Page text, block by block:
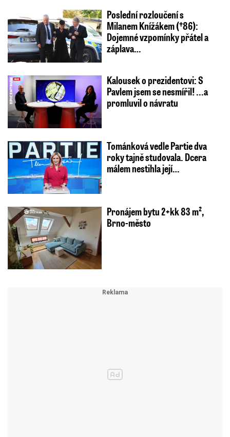
Poslední rozloučení s
Milanem Knížákem (†86):
Dojemné vzpomínky přátel a
záplava…
Kalousek o prezidentovi: S
Pavlem jsem se nesmířil! ...a
promluvil o návratu
Tománková vedle Partie dva
roky tajně studovala. Dcera
málem nestihla její…
Pronájem bytu 2+kk 83 m²,
Brno-město